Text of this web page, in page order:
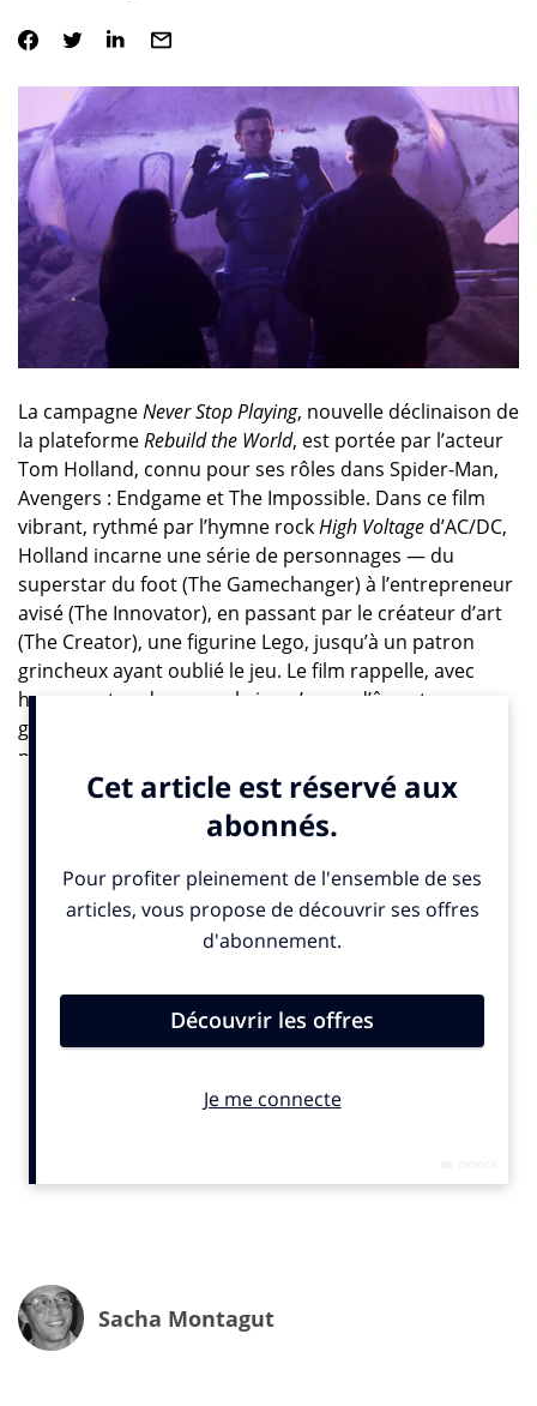
La campagneNever Stop Playing, nouvelle déclinaison de
la plateformeRebuild the World, est portée par l’acteur
Tom Holland, connu pour ses rôles dans Spider-Man,
Avengers : Endgame et The Impossible. Dans ce film
vibrant, rythmé par l’hymne rockHigh Voltaged’AC/DC,
Holland incarne une série de personnages — du
superstar du foot (The Gamechanger) à l’entrepreneur
avisé (The Innovator), en passant par le créateur d’art
(The Creator), une figurine Lego, jusqu’à un patron
grincheux ayant oublié le jeu. Le film rappelle, avec
humour et audace, que le jeu n’a pas d’âge et que
grandir ne signifie pas renoncer à la créativité. Les
personnages prennent vie grâce à des objets Lego
spectaculaires : des chaussures-fusée, un jardin
vibrant, un phoenix en plein vol, une tenue complète
en Lego Botanicals, un mégaphone géant, des ballons
de foot surdimensionnés, des animaux miniatures…
autant de créations portées à l’écran par le duo visuel
Los Pérez via Biscuit Filmworks.
Sacha Montagut